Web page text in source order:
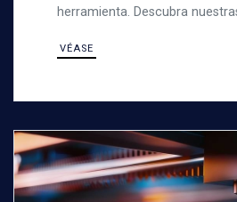
herramienta. Descubra
VÉASE